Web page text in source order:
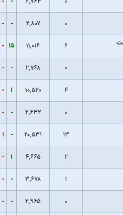
۰ ۲,۸۰۷ -
-
۶ ۱۱,۰۱۶ ۱۵ -
۰ ۲,۷۶۸ -
-
۴ ۱۰,۵۲۰ -
۰ ۲,۶۳۲ -
-
۱۳ ۲۰,۵۳۱ -
۲ ۴,۶۶۵ -
۳,۶۷۸ -
-
۰ ۲,۹۶۵ -
-